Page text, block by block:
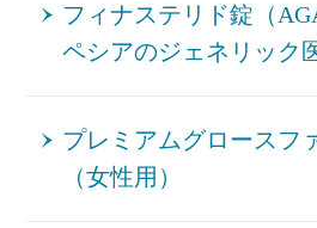
フィナステリド錠（
ペシアのジェネリック
プレミアムグロースフ
（女性用）